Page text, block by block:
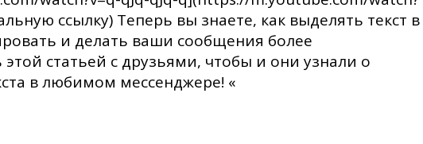
ссылку) Теперь вы знаете, как выделять текст в
и делать ваши сообщения более
статьей с друзьями, чтобы и они узнали о
в любимом мессенджере! «